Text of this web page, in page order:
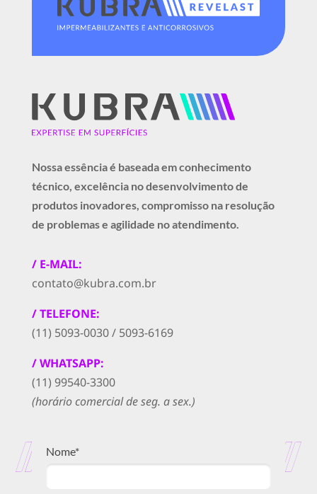
Nossa essência é baseada em conhecimento
técnico, excelência no desenvolvimento de
produtos inovadores, compromisso na resolução
de problemas e agilidade no atendimento.
/ E-MAIL:
contato@kubra.com.br
/ TELEFONE:
(11) 5093-0030 / 5093-6169
/ WHATSAPP:
(11) 99540-3300
(horário comercial de seg. a sex.)
Nome*